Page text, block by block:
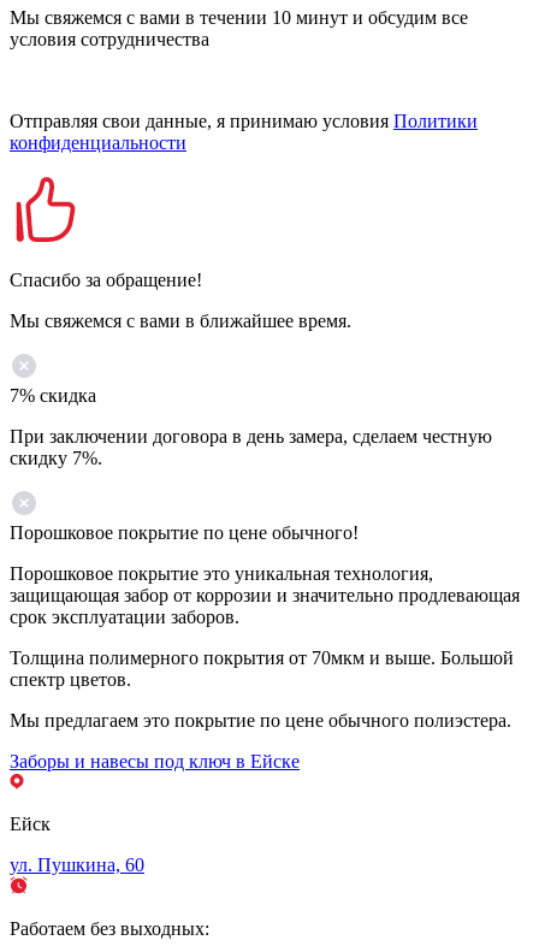
Мы свяжемся с вами в течении 10 минут и обсудим все
условия сотрудничества
Отправляя свои данные, я принимаю условия Политики
конфиденциальности
Спасибо за обращение!
Мы свяжемся с вами в ближайшее время.
7% скидка
При заключении договора в день замера, сделаем честную
скидку 7%.
Порошковое покрытие по цене обычного!
Порошковое покрытие это уникальная технология,
защищающая забор от коррозии и значительно продлевающая
срок эксплуатации заборов.
Толщина полимерного покрытия от 70мкм и выше. Большой
спектр цветов.
Мы предлагаем это покрытие по цене обычного полиэстера.
Заборы и навесы под ключ в Ейске
Ейск
ул. Пушкина, 60
Работаем без выходных: